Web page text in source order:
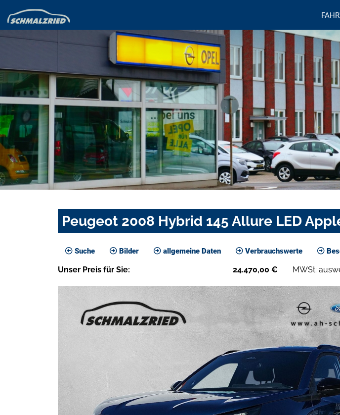
Peugeot 2008 Hybrid 145 Allure LED
Suche Bilder allgemeine Daten Verbrauchswerte
Unser Preis für Sie: 24.470,00 € MWSt: